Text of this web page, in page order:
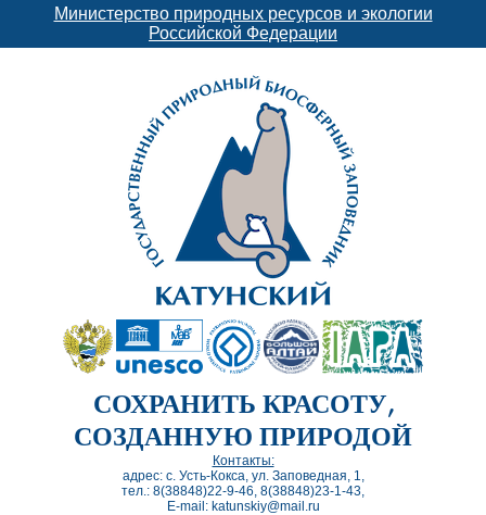
Министерство природных ресурсов и экологии
Российской Федерации
СОХРАНИТЬ КРАСОТУ,
СОЗДАННУЮ ПРИРОДОЙ
Контакты:
адрес: с. Усть-Кокса, ул. Заповедная, 1,
тел.: 8(38848)22-9-46, 8(38848)23-1-43,
E-mail: katunskiy@mail.ru